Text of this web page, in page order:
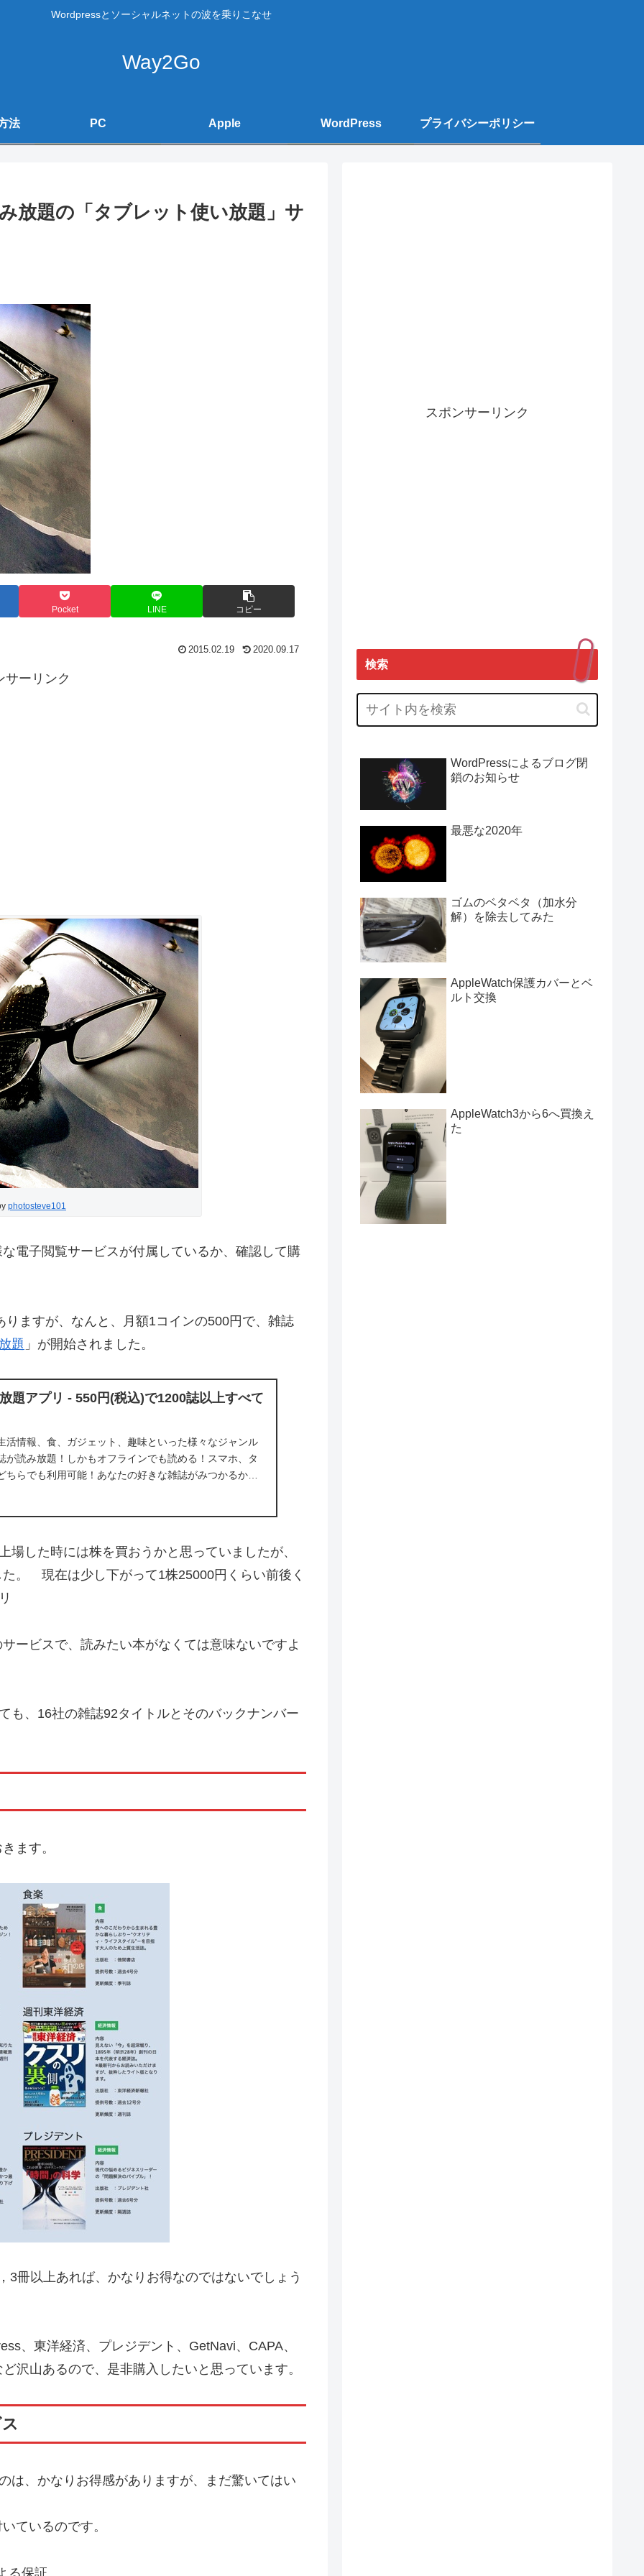
Wordpressとソーシャルネットの波を乗りこなせ
Way2Go
法 PC Apple WordPress プライバシーポリシー
放題の「タブレット使い放題」サ
Pocket LINE コピー
2015.02.19 2020.09.17
サーリンク
photosteve101
な電子閲覧サービスが付属しているか、確認して購
ますが、なんと、月額1コインの500円で、雑誌
題 」が開始されました。
題アプリ - 550円(税込)で1200誌以上すべて
活情報、食、ガジェット、趣味といった様々なジャンル
が読み放題！しかもオフラインでも読める！スマホ、タ
ちらでも利用可能！あなたの好きな雑誌がみつかるか
した時には株を買おうかと思っていましたが、
。 現在は少し下がって1株25000円くらい前後く
サービスで、読みたい本がなくては意味ないですよ
も、16社の雑誌92タイトルとそのバックナンバー
ます。
冊以上あれば、かなりお得なのではないでしょう
、東洋経済、プレジデント、GetNavi、CAPA、
沢山あるので、是非購入したいと思っています。
は、かなりお得感がありますが、まだ驚いてはい
ているのです。
る保証
スポンサーリンク
検索
WordPressによるブログ閉
鎖のお知らせ
最悪な2020年
ゴムのベタベタ（加水分
解）を除去してみた
AppleWatch保護カバーとベ
ルト交換
AppleWatch3から6へ買換え
た